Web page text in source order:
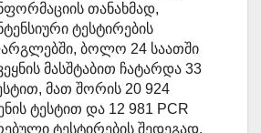
თანახმად,
ტესტირების
ბოლო 24 საათში
მასშტაბით ჩატარდა 33
მათ შორის 20 924
ტესტით და 12 981 PCR
ტესტირების შედეგად,